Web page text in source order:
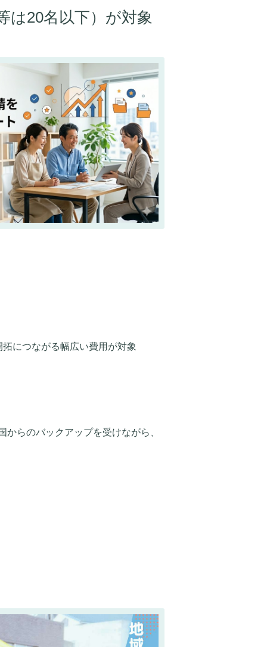
は20名以下）が対象
につながる幅広い費用が対象
らのバックアップを受けながら、